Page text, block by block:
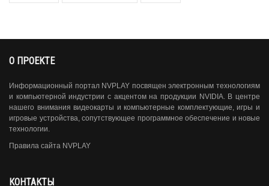
О ПРОЕКТЕ
Информационный портал NVPLAY посвящен электронным технологиям
и компьютерной индустрии с акцентом на продукции NVIDIA. В центре
нашего внимания видеокарты и компьютерные комплектующие, игры и
игровые устройства, сопутствующее программное обеспечение и новые
технологии.
Правила сайта NVPLAY
КОНТАКТЫ